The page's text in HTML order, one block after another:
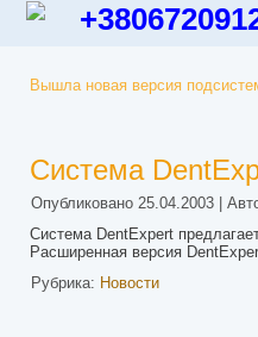
Вышла новая версия
Система
Опубликовано 25.04.2003
Система DentExpert
Расширенная версия
Рубрика: Новости